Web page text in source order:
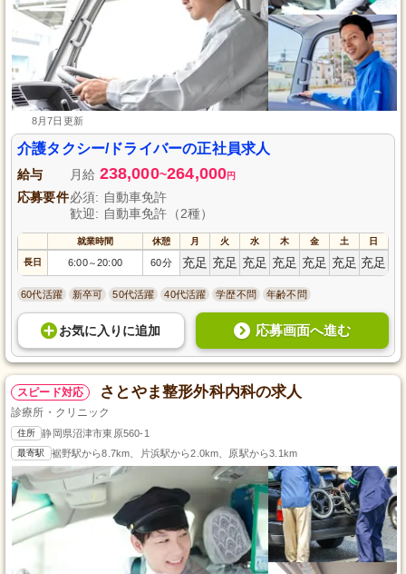
8月7日更新
介護タクシー/ドライバーの正社員求人
給与 月給 238,000~264,000円
応募要件必須: 自動車免許
歓迎: 自動車免許（2種）
就業時間 休憩 月 火 水 木 金 土 日
長日 6:00～20:00 60分 充足 充足 充足 充足 充足 充足 充足
60代活躍 新卒可 50代活躍 40代活躍 学歴不問 年齢不問
お気に入り に追加 応募画面へ進む
スピード対応 さとやま整形外科内科の求人
診療所・クリニック
住所 静岡県沼津市東原560-1
最寄駅 裾野駅から8.7km、片浜駅から2.0km、原駅から3.1km